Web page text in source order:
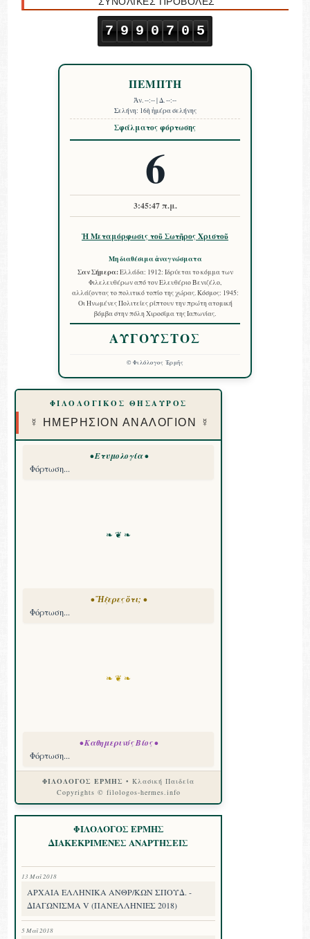
7 9 9 0 7 0 5
ΠΕΜΠΤΗ
Ἀν.--:--| Δ.--:--
Σελήνη: 16ὴ ἡμέρα σελήνης
Σφάλματος φόρτωσης
6
3:45:47 π.μ.
Ἡ Μεταμόρφωσις τοῦ Σωτῆρος Χριστοῦ
Μη διαθέσιμα ἀναγνώσματα
Σαν Σήμερα:Ελλάδα: 1912: Ιδρύεται το κόμμα των
Φιλελευθέρων από τον Ελευθέριο Βενιζέλο,
αλλάζοντας το πολιτικό τοπίο της χώρας. Κόσμος: 1945:
Οι Ηνωμένες Πολιτείες ρίπτουν την πρώτη ατομική
βόμβα στην πόλη Χιροσίμα της Ιαπωνίας.
ΑΥΓΟΥΣΤΟΣ
© Φιλόλογος Ἑρμῆς
ΦΙΛΟΛΟΓΙΚΟΣ ΘΗΣΑΥΡΟΣ
☿ ΗΜΕΡΗΣΙΟΝ ΑΝΑΛΟΓΙΟΝ ☿
• Ετυμολογία •
Φόρτωση...
❧ ❦ ❧
• Ἤξερες ὅτι; •
Φόρτωση...
❧ ❦ ❧
• Καθημερινός Βίος •
Φόρτωση...
ΦΙΛΟΛΟΓΟΣ ΕΡΜΗΣ • Κλασική Παιδεία
Copyrights © filologos-hermes.info
ΦΙΛΟΛΟΓΟΣ ΕΡΜΗΣ
ΔΙΑΚΕΚΡΙΜΕΝΕΣ ΑΝΑΡΤΗΣΕΙΣ
13 Μαΐ 2018
ΑΡΧΑΙΑ ΕΛΛΗΝΙΚΑ ΑΝΘΡ/ΚΩΝ ΣΠΟΥΔ. -
ΔΙΑΓΩΝΙΣΜΑ V (ΠΑΝΕΛΛΗΝΙΕΣ 2018)
5 Μαΐ 2018